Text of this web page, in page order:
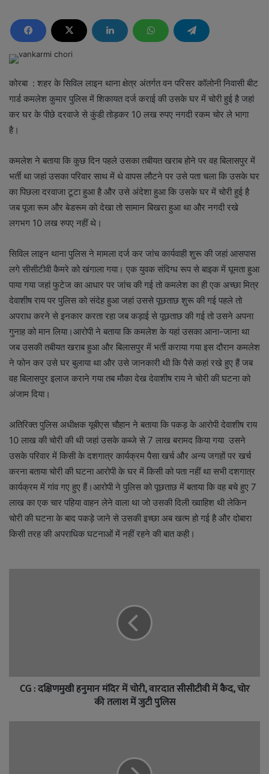
कोरबा : शहर के सिविल लाइन थाना क्षेत्र अंतर्गत वन परिसर कॉलोनी निवासी बीट
गार्ड कमलेश कुमार पुलिस में शिकायत दर्ज कराई की उसके घर में चोरी हुई है जहां
कर घर के पीछे दरवाजे से कुंडी तोड़कर 10 लख रुपए नगदी रकम चोर ले भागा
है।
कमलेश ने बताया कि कुछ दिन पहले उसका तबीयत खराब होने पर वह बिलासपुर में
भर्ती था जहां उसका परिवार साथ में थे वापस लौटने पर उसे पता चला कि उसके घर
का पिछला दरवाजा टूटा हुआ है और उसे अंदेशा हुआ कि उसके घर में चोरी हुई है
जब पूजा रूम और बेडरूम को देखा तो सामान बिखरा हुआ था और नगदी रखे
लगभग 10 लख रुपए नहीं थे।
सिविल लाइन थाना पुलिस ने मामला दर्ज कर जांच कार्यवाही शुरू की जहां आसपास
लगे सीसीटीवी कैमरे को खंगाला गया। एक युवक संदिग्ध रूप से बाइक में घूमता हुआ
पाया गया जहां फुटेज का आधार पर जांच की गई तो कमलेश का ही एक अच्छा मित्र
देवाशीष राय पर पुलिस को संदेह हुआ जहां उससे पूछताछ शुरू की गई पहले तो
अपराध करने से इनकार करता रहा जब कड़ाई से पूछताछ की गई तो उसने अपना
गुनाह को मान लिया।आरोपी ने बताया कि कमलेश के यहां उसका आना-जाना था
जब उसकी तबीयत खराब हुआ और बिलासपुर में भर्ती कराया गया इस दौरान कमलेश
ने फोन कर उसे घर बुलाया था और उसे जानकारी थी कि पैसे कहां रखे हुए हैं जब
वह बिलासपुर इलाज कराने गया तब मौका देख देवाशीष राय ने चोरी की घटना को
अंजाम दिया।
अतिरिक्त पुलिस अधीक्षक यूबीएस चौहान ने बताया कि पकड़ के आरोपी देवाशीष राय
10 लाख की चोरी की थी जहां उसके कब्जे से 7 लाख बरामद किया गया उसने
उसके परिवार में किसी के दशगात्र कार्यक्रम पैसा खर्च और अन्य जगहों पर खर्च
करना बताया चोरी की घटना आरोपी के घर में किसी को पता नहीं था सभी दशगात्र
कार्यक्रम में गांव गए हुए हैं।आरोपी ने पुलिस को पूछताछ में बताया कि वह बचे हुए 7
लाख का एक चार पहिया वाहन लेने वाला था जो उसकी दिली ख्वाहिश थी लेकिन
चोरी की घटना के बाद पकड़े जाने से उसकी इच्छा अब खत्म हो गई है और दोबारा
किसी तरह की अपराधिक घटनाओं में नहीं रहने की बात कही।
CG : दक्षिणमुखी हनुमान मंदिर में चोरी, वारदात सीसीटीवी में कैद, चोर
की तलाश में जुटी पुलिस